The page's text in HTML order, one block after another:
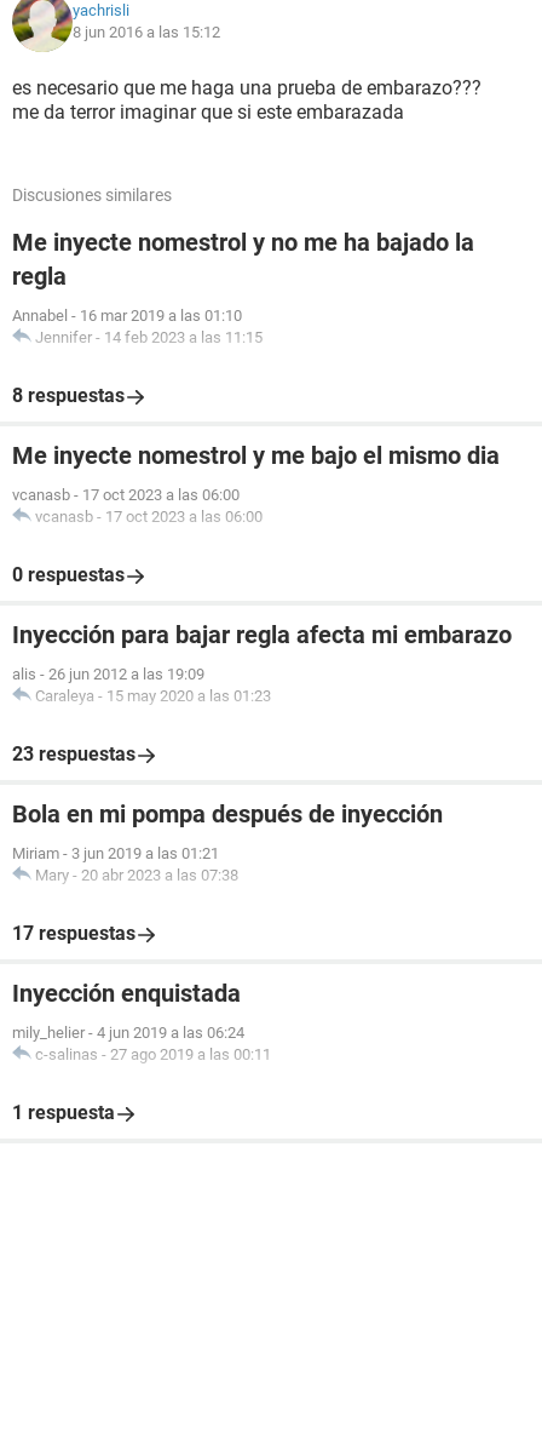
yachrisli
8 jun 2016 a las 15:12
es necesario que me haga una prueba de embarazo???
me da terror imaginar que si este embarazada
Discusiones similares
Me inyecte nomestrol y no me ha bajado la
regla
Annabel - 16 mar 2019 a las 01:10
Jennifer - 14 feb 2023 a las 11:15
8 respuestas
Me inyecte nomestrol y me bajo el mismo dia
vcanasb - 17 oct 2023 a las 06:00
vcanasb - 17 oct 2023 a las 06:00
0 respuestas
Inyección para bajar regla afecta mi embarazo
alis - 26 jun 2012 a las 19:09
Caraleya - 15 may 2020 a las 01:23
23 respuestas
Bola en mi pompa después de inyección
Miriam - 3 jun 2019 a las 01:21
Mary - 20 abr 2023 a las 07:38
17 respuestas
Inyección enquistada
mily_helier - 4 jun 2019 a las 06:24
c-salinas - 27 ago 2019 a las 00:11
1 respuesta